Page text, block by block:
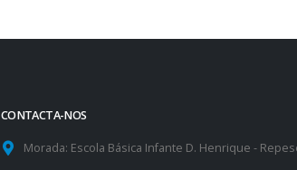
CONTACTA-NOS
Morada: Escola Básica Infante D. Henrique -